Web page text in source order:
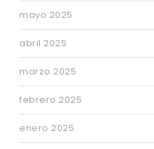
mayo 2025
abril 2025
marzo 2025
febrero 2025
enero 2025